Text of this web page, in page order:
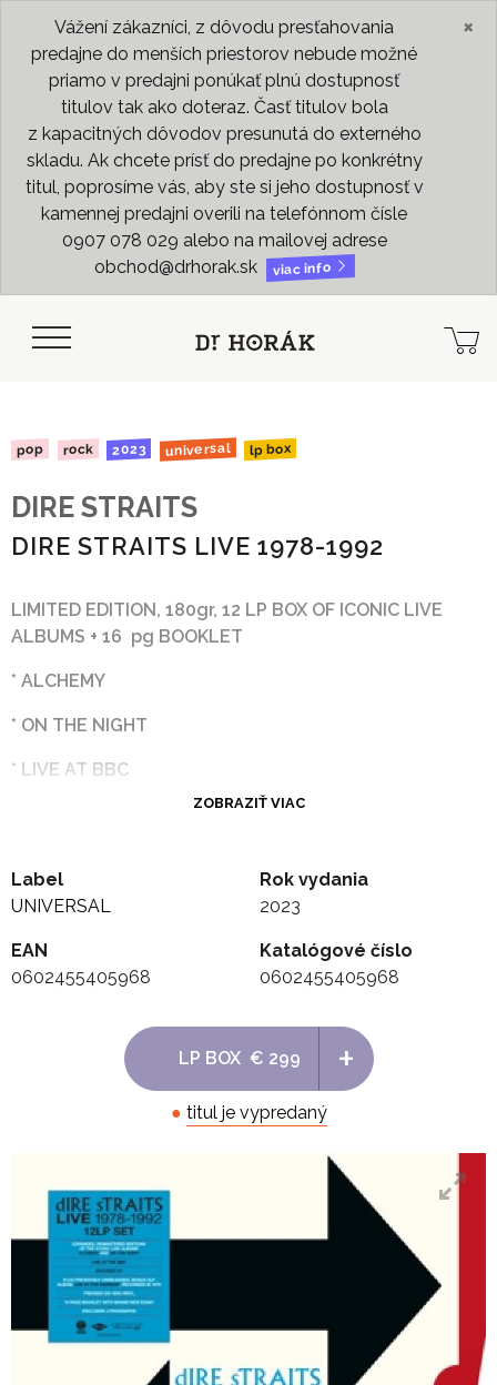
Vážení zákazníci, z dôvodu presťahovania
predajne do menších priestorov nebude možné
priamo v predajni ponúkať plnú dostupnosť
titulov tak ako doteraz. Časť titulov bola
z kapacitných dôvodov presunutá do externého
skladu. Ak chcete prísť do predajne po konkrétny
titul, poprosíme vás, aby ste si jeho dostupnosť v
kamennej predajni overili na telefónnom čísle
0907 078 029 alebo na mailovej adrese
obchod@drhorak.sk
viac info
×
pop rock 2023 universal lp box
DIRE STRAITS
DIRE STRAITS LIVE 1978-1992
LIMITED EDITION, 180gr, 12 LP BOX OF ICONIC LIVE
ALBUMS + 16 pg BOOKLET
* ALCHEMY
* ON THE NIGHT
* LIVE AT BBC
ZOBRAZIŤ VIAC
Label
UNIVERSAL
Rok vydania
2023
EAN
0602455405968
Katalógové číslo
0602455405968
LP BOX € 299 +
● titul je vypredaný